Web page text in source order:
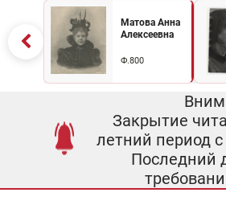
Матова Анна
Алексеевна
Ф.800
Закрытие
летний период с
Последний